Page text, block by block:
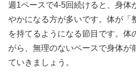
週1ペースで4-5回続けると、身体
やかになる方が多いです。体が「
を持てるようになる節目です。体
がら、無理のないペースで身体が
ていきましょう。